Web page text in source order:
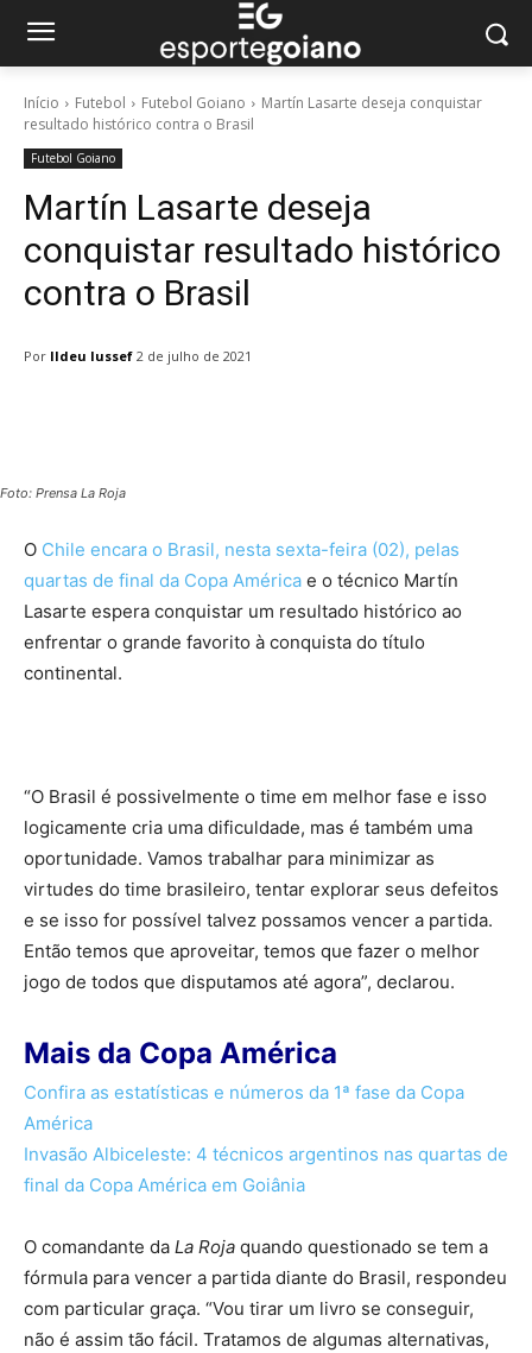
Início Futebol Futebol Goiano
Martín Lasarte deseja conquistar
resultado histórico contra o Brasil
Futebol Goiano
Martín Lasarte deseja
conquistar resultado histórico
contra o Brasil
Por Ildeu Iussef 2 de julho de 2021
Foto: Prensa La Roja
O Chile encara o Brasil, nesta sexta-feira (02), pelas
quartas de final da Copa América e o técnico Martín
Lasarte espera conquistar um resultado histórico ao
enfrentar o grande favorito à conquista do título
continental.
“O Brasil é possivelmente o time em melhor fase e isso
logicamente cria uma dificuldade, mas é também uma
oportunidade. Vamos trabalhar para minimizar as
virtudes do time brasileiro, tentar explorar seus defeitos
e se isso for possível talvez possamos vencer a partida.
Então temos que aproveitar, temos que fazer o melhor
jogo de todos que disputamos até agora”, declarou.
Mais da Copa América
Confira as estatísticas e números da 1ª fase da Copa
América
Invasão Albiceleste: 4 técnicos argentinos nas quartas de
final da Copa América em Goiânia
O comandante da La Roja quando questionado se tem a
fórmula para vencer a partida diante do Brasil, respondeu
com particular graça. “Vou tirar um livro se conseguir,
não é assim tão fácil. Tratamos de algumas alternativas,